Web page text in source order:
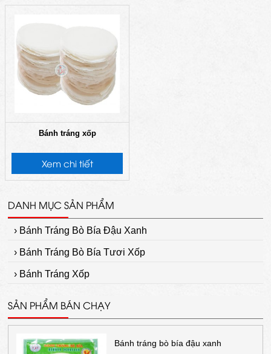
Bánh tráng xốp
Xem chi tiết
DANH MỤC SẢN PHẨM
› Bánh Tráng Bò Bía Đậu Xanh
› Bánh Tráng Bò Bía Tươi Xốp
› Bánh Tráng Xốp
SẢN PHẨM BÁN CHẠY
Bánh tráng bò bía đậu xanh